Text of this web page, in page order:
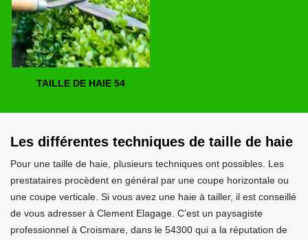
TAILLE DE HAIE 54
Les différentes techniques de taille de haie
Pour une taille de haie, plusieurs techniques ont possibles. Les
prestataires procèdent en général par une coupe horizontale ou
une coupe verticale. Si vous avez une haie à tailler, il est conseillé
de vous adresser à Clement Elagage. C’est un paysagiste
professionnel à Croismare, dans le 54300 qui a la réputation de